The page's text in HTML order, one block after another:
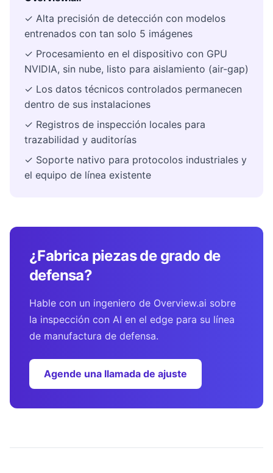
✓ Alta precisión de detección con modelos
entrenados con tan solo 5 imágenes
✓ Procesamiento en el dispositivo con GPU
NVIDIA, sin nube, listo para aislamiento (air-gap)
✓ Los datos técnicos controlados permanecen
dentro de sus instalaciones
✓ Registros de inspección locales para
trazabilidad y auditorías
✓ Soporte nativo para protocolos industriales y
el equipo de línea existente
¿Fabrica piezas de grado de
defensa?
Hable con un ingeniero de Overview.ai sobre
la inspección con AI en el edge para su línea
de manufactura de defensa.
Agende una llamada de ajuste